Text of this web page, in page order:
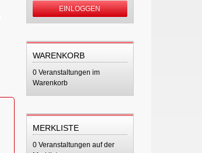
EINLOGGEN
WARENKORB
0 Veranstaltungen im
Warenkorb
MERKLISTE
0 Veranstaltungen auf der